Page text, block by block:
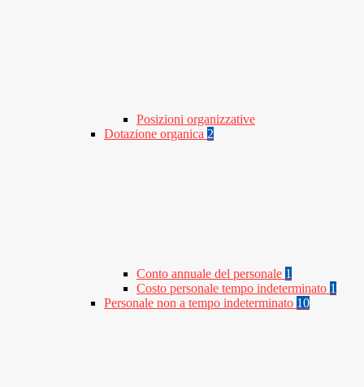
Posizioni organizzative
Dotazione organica 2
Conto annuale del personale 1
Costo personale tempo indeterminato 1
Personale non a tempo indeterminato 10